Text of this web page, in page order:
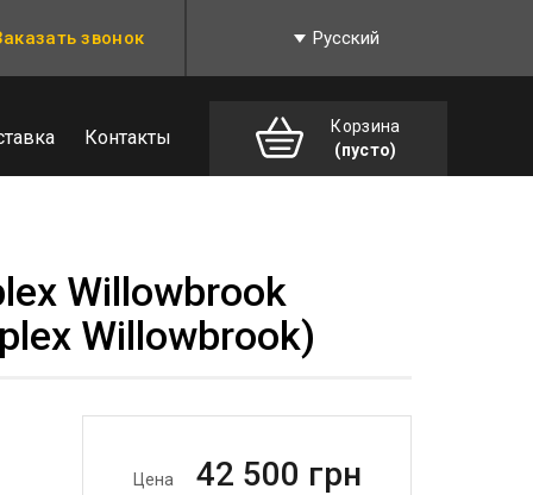
звонок Русский
Контакты
Корзина
(пусто)
Willowbrook
Willowbrook)
Цена 42 500 грн